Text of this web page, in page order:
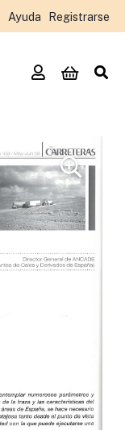
Ayuda Registrarse